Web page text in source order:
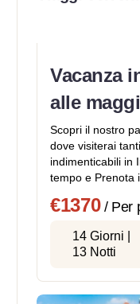
Vacanza
alle
Scopri il nostro
dove visiterai
indimenticabili in
tempo e Prenota
€1370/ Per
14 Giorni |
13 Notti